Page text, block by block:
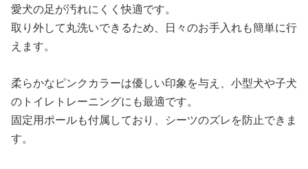
愛犬の足が汚れにくく快適です。
取り外して丸洗いできるため、日々のお手入れも簡単に行
えます。
柔らかなピンクカラーは優しい印象を与え、小型犬や子犬
のトイレトレーニングにも最適です。
固定用ポールも付属しており、シーツのズレを防止できま
す。